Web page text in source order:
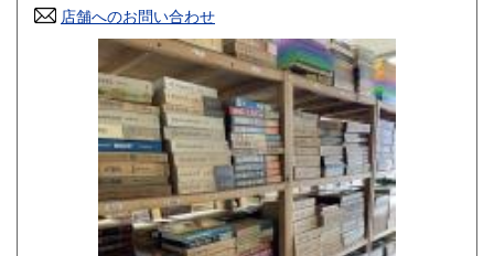
高知県 800円
800円 長崎県
800円 大分県
800円 鹿児島県
1,500円
店舗へのお問い合わせ